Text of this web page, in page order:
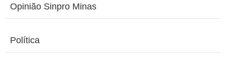
Opinião Sinpro Minas
Política